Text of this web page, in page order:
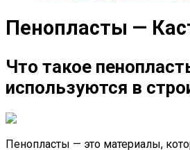
Пенопласты —
Что такое
используются в
Пенопласты — это материалы,